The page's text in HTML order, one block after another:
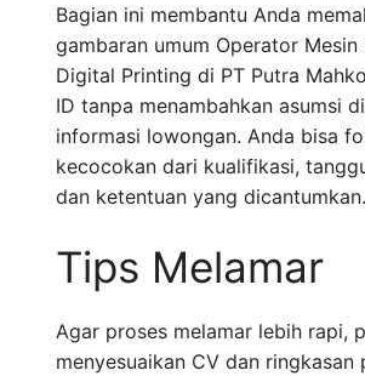
Bagian ini membantu Anda
gambaran umum Operator
Digital Printing di PT Putra
ID tanpa menambahkan asumsi
informasi lowongan. Anda bisa
kecocokan dari kualifikasi,
dan ketentuan yang dicantumkan.
Tips Melamar
Agar proses melamar lebih rapi,
menyesuaikan CV dan ringkasan